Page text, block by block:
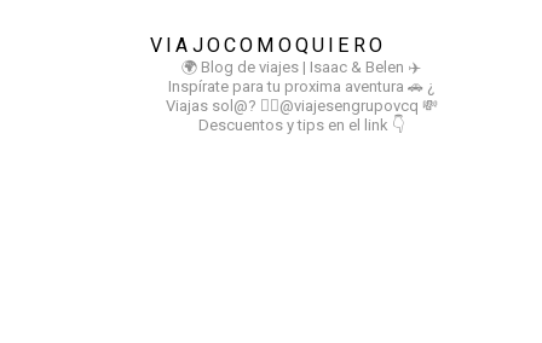
VIAJOCOMOQUIERO
🌍 Blog de viajes | Isaac & Belen ✈️
Inspírate para tu proxima aventura 🚗 ¿
Viajas sol@? 👉🏻@viajesengrupovcq 💸
Descuentos y tips en el link 👇